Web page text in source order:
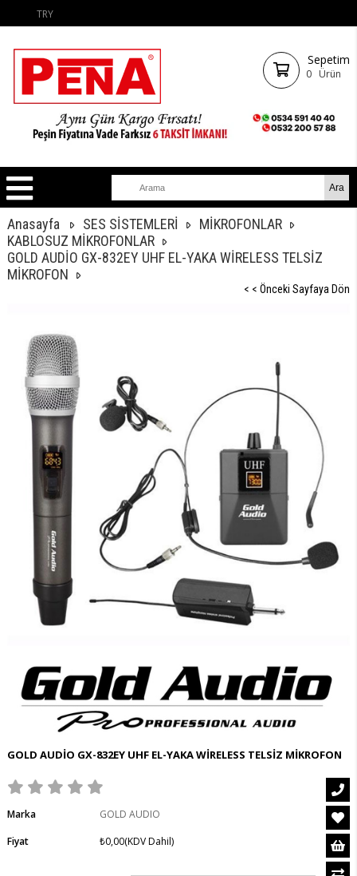
TRY
Sepetim
0 Ürün
Anasayfa SES SİSTEMLERİ
MİKROFONLAR
KABLOSUZ MİKROFONLAR
GOLD AUDİO GX-832EY UHF EL-YAKA WİRELESS TELSİZ
MİKROFON
< < Önceki Sayfaya Dön
GOLD AUDİO GX-832EY UHF EL-YAKA WİRELESS TELSİZ MİKROFON
Marka
GOLD AUDIO
Fiyat
₺0,00(KDV Dahil)